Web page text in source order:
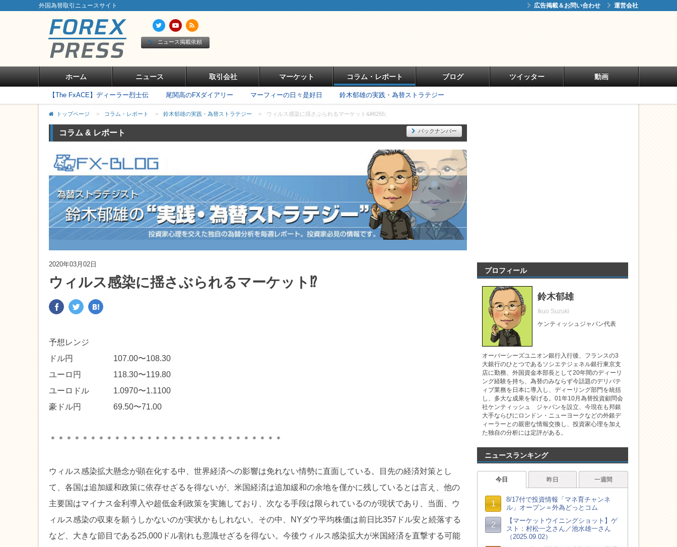
外国為替取引ニュースサイト 広告掲載＆お問い合わせ 運営会社
ニュース掲載依頼
ホーム ニュース 取引会社 マーケット コラム・レポート ブログ ツイッター 動画
【The FxACE】ディーラー烈士伝 尾関高のFXダイアリー マーフィーの日々是好日 鈴木郁雄の実践・為替ストラテジー
トップページ > コラム・レポート > 鈴木郁雄の実践・為替ストラテジー > ウィルス感染に揺さぶられるマーケット&#8265;
コラム & レポート バックナンバー
2020年03月02日
ウィルス感染に揺さぶられるマーケット⁉
予想レンジ
ドル円 107.00〜108.30
ユーロ円 118.30〜119.80
ユーロドル 1.0970〜1.1100
豪ドル円 69.50〜71.00
＊＊＊＊＊＊＊＊＊＊＊＊＊＊＊＊＊＊＊＊＊＊＊＊＊＊＊＊＊
ウィルス感染拡大懸念が顕在化する中、世界経済への影響は免れない情勢に直面している。目先の経済対策とし
て、各国は追加緩和政策に依存せざるを得ないが、米国経済は追加緩和の余地を僅かに残しているとは言え、他の
主要国はマイナス金利導入や超低金利政策を実施しており、次なる手段は限られているのが現状であり、当面、ウ
ィルス感染の収束を願うしかないのが実状かもしれない。その中、NYダウ平均株価は前日比357ドル安と続落する
など、大きな節目である25,000ドル割れも意識せざるを得ない。今後ウィルス感染拡大が米国経済を直撃する可能
プロフィール
鈴木郁雄
Ikuo Suzuki
ケンティッシュジャパン代表
オーバーシーズユニオン銀行入行後、フランスの3
大銀行のひとつであるソシエテジェネル銀行東京支
店に勤務、外国資金本部長として20年間のディーリ
ング経験を持ち、為替のみならず今話題のデリバテ
ィブ業務を日本に導入し、ディーリング部門を統括
し、多大な成果を挙げる。01年10月為替投資顧問会
社ケンティッシュ ジャパンを設立、今現在も邦銀
大手ならびにロンドン・ニューヨークなどの外銀デ
ィーラーとの親密な情報交換し、投資家心理を加え
た独自の分析には定評がある。
ニュースランキング